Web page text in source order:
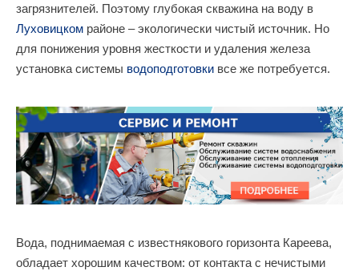
загрязнителей. Поэтому глубокая скважина на воду в
Луховицком районе – экологически чистый источник. Но
для понижения уровня жесткости и удаления железа
установка системы водоподготовки все же потребуется.
Вода, поднимаемая с известнякового горизонта Кареева,
обладает хорошим качеством: от контакта с нечистыми